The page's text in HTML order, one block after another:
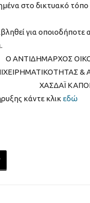
στο δικτυακό
για οποιοδήποτε
Ο ΑΝΤΙΔΗΜΑΡΧΟΣ
ΧΑΣΔΑΪ
κάντε κλικ εδώ